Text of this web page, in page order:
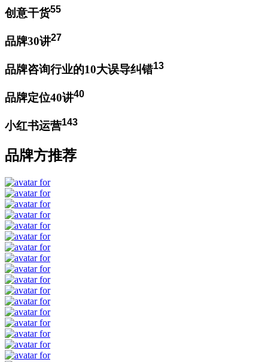
创意干货55
品牌30讲27
品牌咨询行业的10大误导纠错13
品牌定位40讲40
小红书运营143
品牌方推荐